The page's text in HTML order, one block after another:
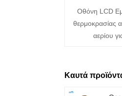
Οθόνη LCD
θερμοκρασίας
αερίου
Καυτά